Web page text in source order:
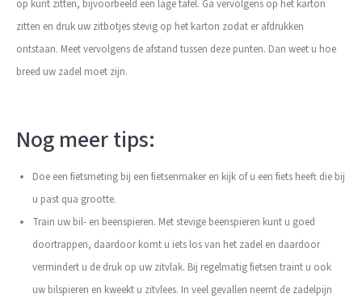
op kunt zitten, bijvoorbeeld een lage tafel. Ga vervolgens op het karton
zitten en druk uw zitbotjes stevig op het karton zodat er afdrukken
ontstaan. Meet vervolgens de afstand tussen deze punten. Dan weet u hoe
breed uw zadel moet zijn.
Nog meer tips:
Doe een fietsmeting bij een fietsenmaker en kijk of u een fiets heeft die bij
u past qua grootte.
Train uw bil- en beenspieren. Met stevige beenspieren kunt u goed
doortrappen, daardoor komt u iets los van het zadel en daardoor
vermindert u de druk op uw zitvlak. Bij regelmatig fietsen traint u ook
uw bilspieren en kweekt u zitvlees. In veel gevallen neemt de zadelpijn